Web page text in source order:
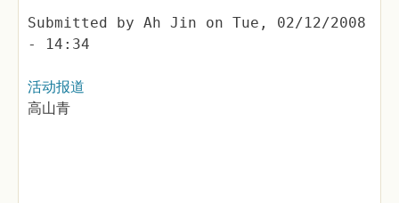
Submitted by Ah Jin on Tue, 02/12/2008
- 14:34
活动报道
高山青